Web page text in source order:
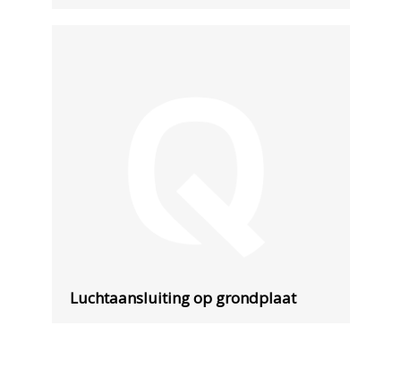
Luchtaansluiting op grondplaat